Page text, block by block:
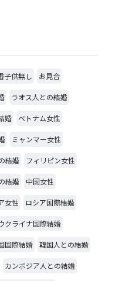
子供無し お見合
ラオス人との結婚
婚 ベトナム女性
ミャンマー女性
結婚 フィリピン女性
結婚 中国女性
女性 ロシア国際結婚
クライナ国際結婚
国際結婚 韓国人との結婚
カンボジア人との結婚